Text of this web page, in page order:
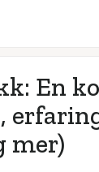
En
mer)